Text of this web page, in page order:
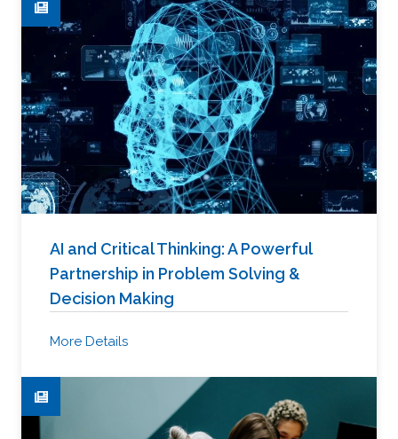
AI and Critical Thinking: A Powerful
Partnership in Problem Solving &
Decision Making
More Details